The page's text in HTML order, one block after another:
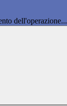
dell'operazione...